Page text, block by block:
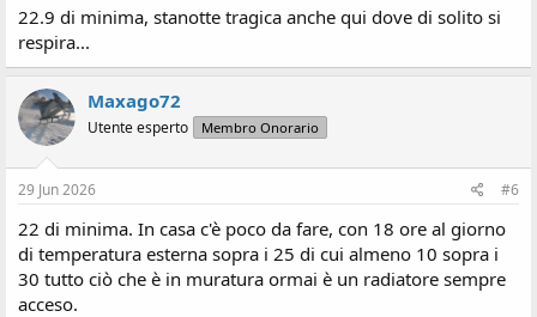
22.9 di minima, stanotte tragica anche qui dove di solito si
respira...
Maxago72
Utente esperto Membro Onorario
29 Jun 2026 #6
22 di minima. In casa c'è poco da fare, con 18 ore al giorno
di temperatura esterna sopra i 25 di cui almeno 10 sopra i
30 tutto ciò che è in muratura ormai è un radiatore sempre
acceso.